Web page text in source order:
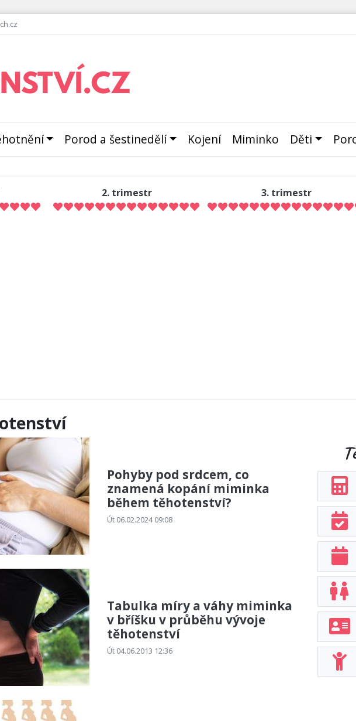
Porod a šestinedělí Kojení Miminko Děti
2. trimestr 3. trimestr
Pohyby pod srdcem, co
znamená kopání miminka
během těhotenství?
Út 06.02.2024 09:08
Tabulka míry a váhy miminka
v bříšku v průběhu vývoje
těhotenství
Út 04.06.2013 12:36